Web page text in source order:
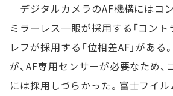
デジタルカメラのAF機構にはコ
ミラーレス一眼が採用する「コント
レフが採用する「位相差AF」がある
が、AF専用センサーが必要なため
には採用しづらかった。富士フイ